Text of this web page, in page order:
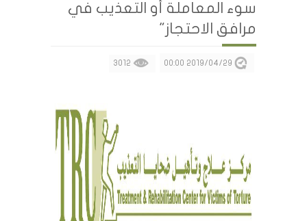
سوء المعاملة أو التعذيب في
مرافق الاحتجاز"